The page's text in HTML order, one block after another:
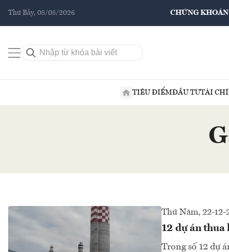
Thứ Bảy, 08/08/2026 CHỨNG KHOÁN
TIÊU ĐIỂMĐẦU TƯTÀI
Thứ Năm, 22-12-
12 dự án thua
Trong số 12 dự